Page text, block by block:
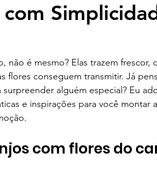
não é mesmo? Elas trazem frescor,
flores conseguem transmitir. Já
surpreender alguém especial? Eu
e inspirações para você montar
com flores do